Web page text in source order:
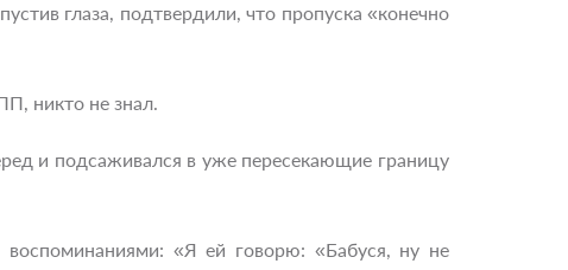
глаза, подтвердили, что пропуска «конечно
никто не знал.
и подсаживался в уже пересекающие границу
«Я ей говорю: «Бабуся, ну не